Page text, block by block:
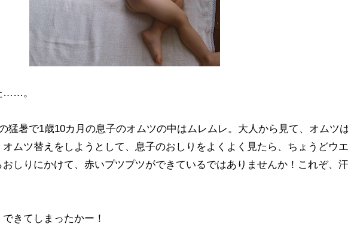
……。
猛暑で1歳10カ月の息子のオムツの中はムレムレ。大人から見て、オムツ
ムツ替えをしようとして、息子のおしりをよくよく見たら、ちょうどウエ
しりにかけて、赤いプツプツができているではありませんか！これぞ、汗
きてしまったかー！